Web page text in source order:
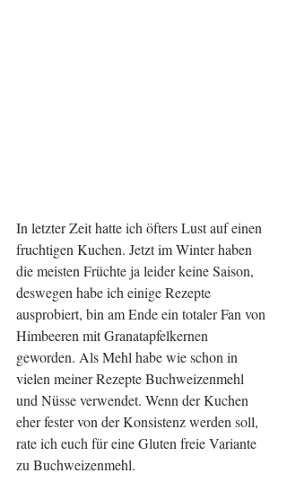
In letzter Zeit hatte ich öfters Lust auf einen
fruchtigen Kuchen. Jetzt im Winter haben
die meisten Früchte ja leider keine Saison,
deswegen habe ich einige Rezepte
ausprobiert, bin am Ende ein totaler Fan von
Himbeeren mit Granatapfelkernen
geworden. Als Mehl habe wie schon in
vielen meiner Rezepte Buchweizenmehl
und Nüsse verwendet. Wenn der Kuchen
eher fester von der Konsistenz werden soll,
rate ich euch für eine Gluten freie Variante
zu Buchweizenmehl.